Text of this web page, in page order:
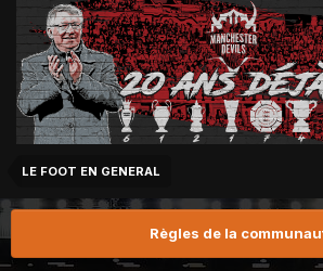
LE FOOT EN GENERAL
Règles de la